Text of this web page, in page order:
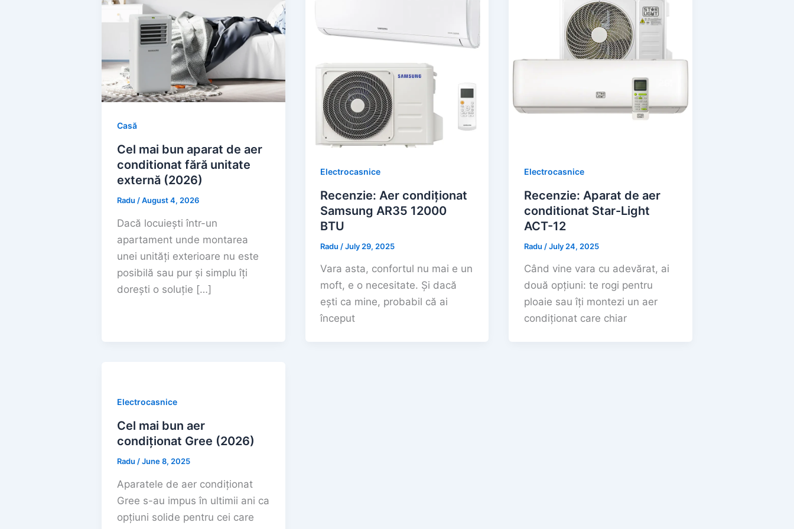
Casă
Cel mai bun aparat de aer
conditionat fără unitate
externă (2026)
Radu /August 4, 2026
Dacă locuiești într-un
apartament unde montarea
unei unități exterioare nu este
posibilă sau pur și simplu îți
dorești o soluție […]
Electrocasnice
Recenzie: Aer condiționat
Samsung AR35 12000
BTU
Radu /July 29, 2025
Vara asta, confortul nu mai e un
moft, e o necesitate. Și dacă
ești ca mine, probabil că ai
început
Electrocasnice
Recenzie: Aparat de aer
conditionat Star-Light
ACT-12
Radu /July 24, 2025
Când vine vara cu adevărat, ai
două opțiuni: te rogi pentru
ploaie sau îți montezi un aer
condiționat care chiar
Electrocasnice
Cel mai bun aer
condiționat Gree (2026)
Radu /June 8, 2025
Aparatele de aer condiționat
Gree s-au impus în ultimii ani ca
opțiuni solide pentru cei care